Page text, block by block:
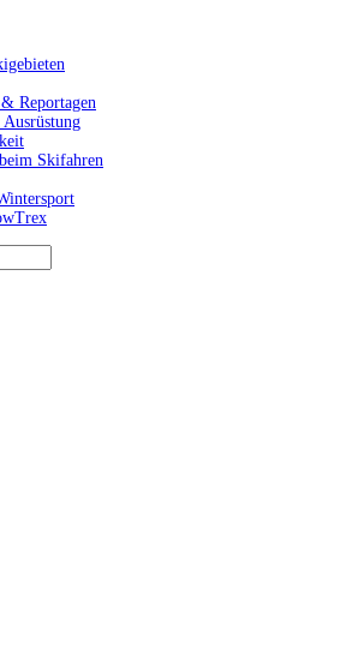
Reportagen
Skifahren